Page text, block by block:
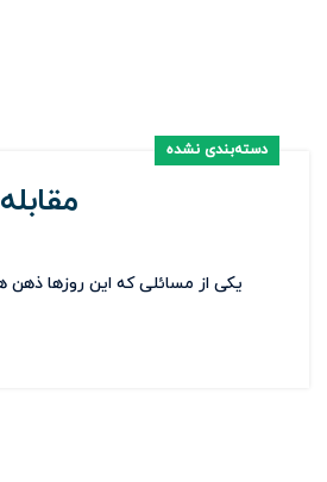
دسته‌بندی نشده
یکی از مسائلی که این روزها ذهن